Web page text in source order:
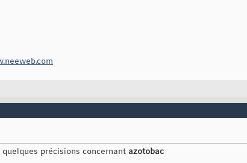
précisions concernant azotobac